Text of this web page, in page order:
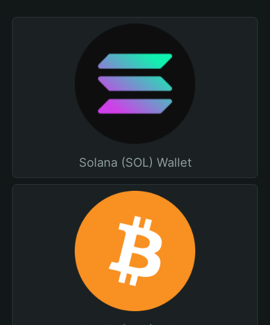
Solana (SOL) Wallet